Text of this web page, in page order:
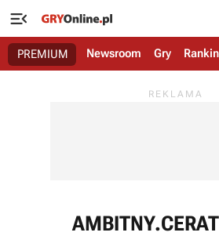

PREMIUM Newsroom Gry